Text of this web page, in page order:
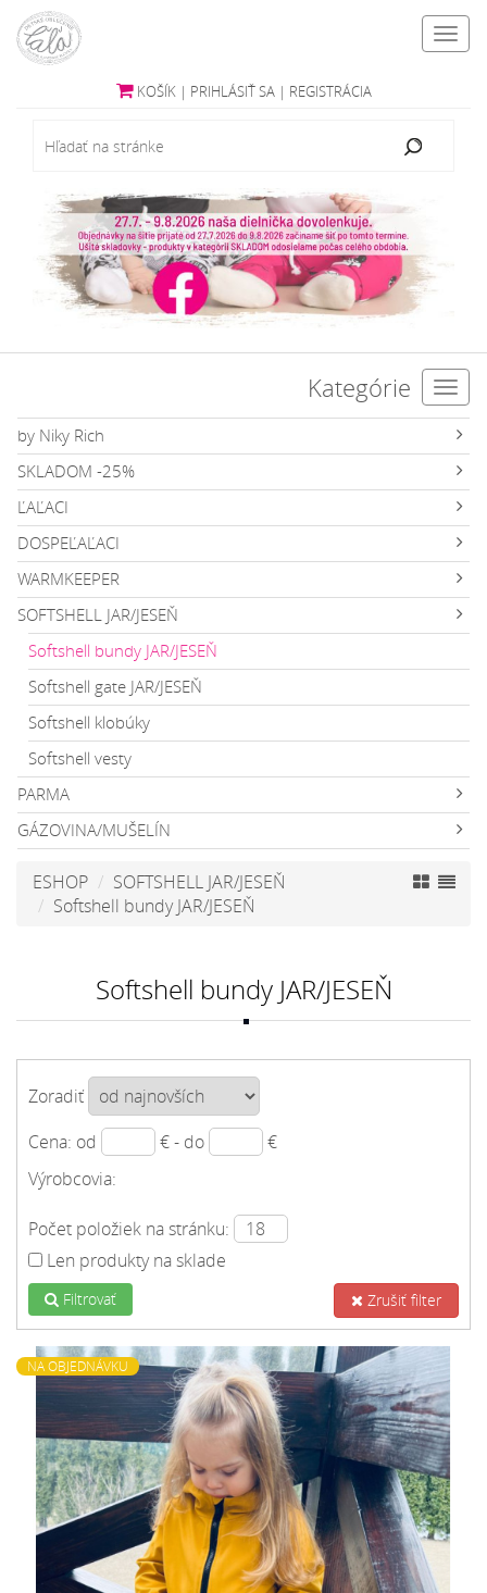
KOŠÍK | PRIHLÁSIŤ SA | REGISTRÁCIA
Kategórie
by Niky Rich
SKLADOM -25%
ĽAĽACI
DOSPEĽAĽACI
WARMKEEPER
SOFTSHELL JAR/JESEŇ
Softshell bundy JAR/JESEŇ
Softshell gate JAR/JESEŇ
Softshell klobúky
Softshell vesty
PARMA
GÁZOVINA/MUŠELÍN
ESHOP
SOFTSHELL JAR/JESEŇ
Softshell bundy JAR/JESEŇ
Softshell bundy JAR/JESEŇ
Zoradiť
Cena: od
€ - do
€
Výrobcovia:
Počet položiek na stránku:
Len produkty na sklade
Filtrovať Zrušiť filter
NA OBJEDNÁVKU